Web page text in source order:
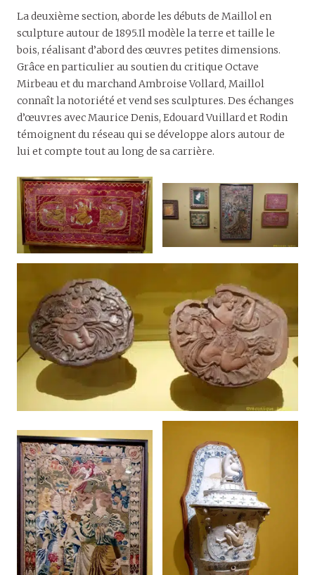
La deuxième section, aborde les débuts de Maillol en
sculpture autour de 1895.Il modèle la terre et taille le
bois, réalisant d’abord des œuvres petites dimensions.
Grâce en particulier au soutien du critique Octave
Mirbeau et du marchand Ambroise Vollard, Maillol
connaît la notoriété et vend ses sculptures. Des échanges
d’œuvres avec Maurice Denis, Edouard Vuillard et Rodin
témoignent du réseau qui se développe alors autour de
lui et compte tout au long de sa carrière.